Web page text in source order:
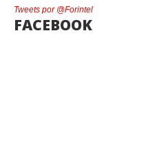
Tweets por @Forintel
FACEBOOK